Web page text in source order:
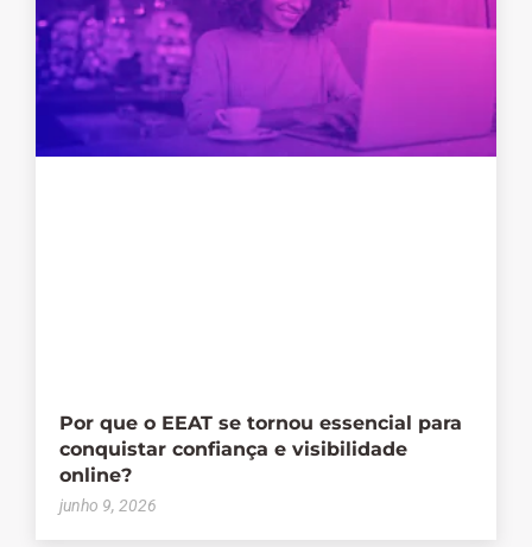
Por que o EEAT se tornou essencial para
conquistar confiança e visibilidade
online?
junho 9, 2026